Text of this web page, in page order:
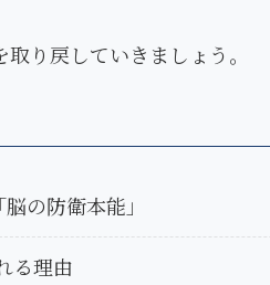
取り戻していきましょう。
の防衛本能」
る理由